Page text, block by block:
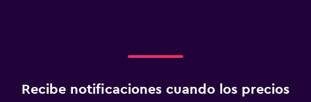
Recibe notificaciones cuando los precios